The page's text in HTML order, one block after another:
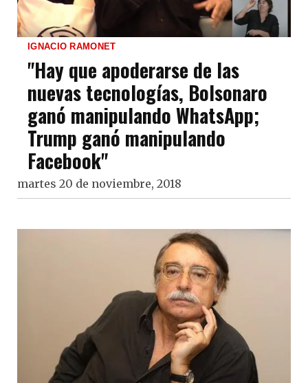
IGNACIO RAMONET
"Hay que apoderarse de las
nuevas tecnologías, Bolsonaro
ganó manipulando WhatsApp;
Trump ganó manipulando
Facebook"
martes 20 de noviembre, 2018